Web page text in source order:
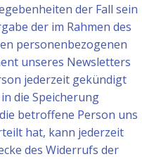
der Fall sein
der im Rahmen des
personenbezogenen
unseres Newsletters
jederzeit gekündigt
die Speicherung
betroffene Person uns
hat, kann jederzeit
des Widerrufs der